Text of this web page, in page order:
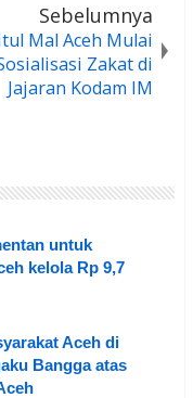
Sebelumnya
Mal Aceh Mulai
Zakat di
Jajaran Kodam IM
untuk
kelola Rp 9,7
Aceh di
Bangga atas